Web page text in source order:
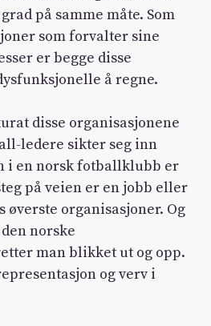
på samme måte. Som
som forvalter sine
er begge disse
å regne.
disse organisasjonene
ledere sikter seg inn
i en norsk fotballklubb er
på veien er en jobb eller
organisasjoner. Og
norske
man blikket ut og opp.
og verv i